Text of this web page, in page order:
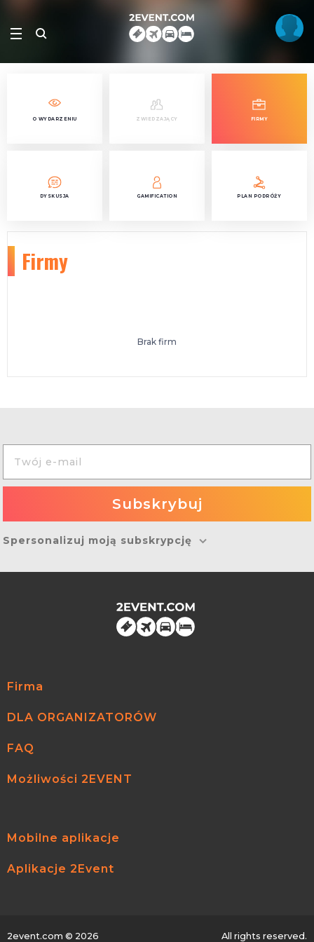
O WYDARZENIU ZWIEDZAJĄCY FIRMY
DYSKUSJA GAMIFICATION PLAN PODRÓŻY
Firmy
Brak firm
Spersonalizuj moją subskrypcję
Firma
DLA ORGANIZATORÓW
FAQ
Możliwości 2EVENT
Mobilne aplikacje
Aplikacje 2Event
2event.com © 2026 All rights reserved.